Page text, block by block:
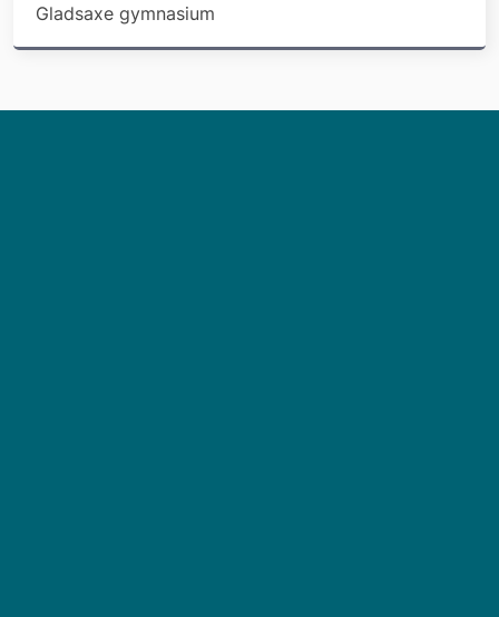
Gladsaxe gymnasium